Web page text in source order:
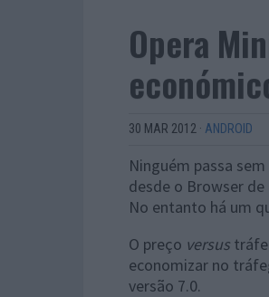
Opera
30 MAR 2012 · ANDROID
Ninguém passa
desde o Browser
No entanto há um
O preço versus
economizar no
versão 7.0.